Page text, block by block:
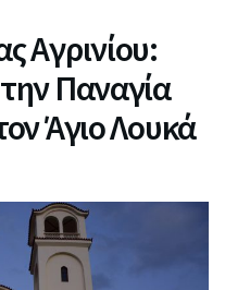
Αγρινίου:
Παναγία
Άγιο Λουκά